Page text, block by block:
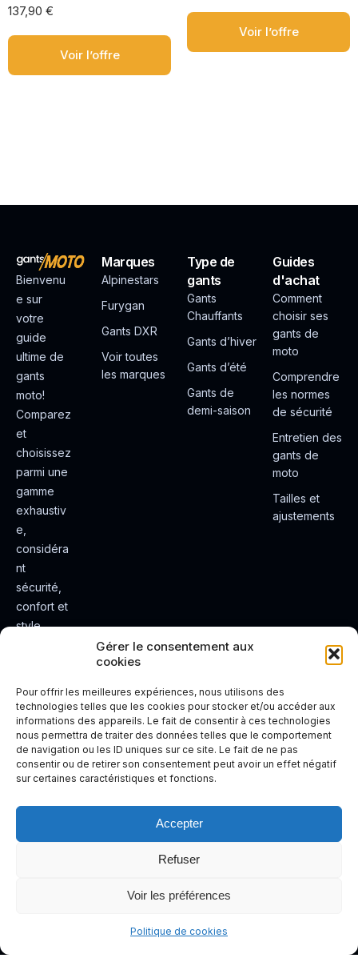
Gérer le consentement aux
cookies
Pour offrir les meilleures expériences, nous utilisons des
technologies telles que les cookies pour stocker et/ou accéder aux
informations des appareils. Le fait de consentir à ces technologies
nous permettra de traiter des données telles que le comportement
de navigation ou les ID uniques sur ce site. Le fait de ne pas
consentir ou de retirer son consentement peut avoir un effet négatif
sur certaines caractéristiques et fonctions.
Accepter
Refuser
Voir les préférences
Politique de cookies
137,90 €
Voir l’offre
Voir l’offre
Bienvenu
e sur
votre
guide
ultime de
gants
moto!
Comparez
et
choisissez
parmi une
gamme
exhaustiv
e,
considéra
nt
sécurité,
confort et
style.
e de
conduite
plus sûre
et plus
agréable.
Marques
Alpinestars
Furygan
Gants DXR
Voir toutes
les marques
Type de
gants
Gants
Chauffants
Gants d’hiver
Gants d’été
Gants de
demi-saison
Guides
d'achat
Comment
choisir ses
gants de
moto
Comprendre
les normes
de sécurité
Entretien des
gants de
moto
Tailles et
ajustements